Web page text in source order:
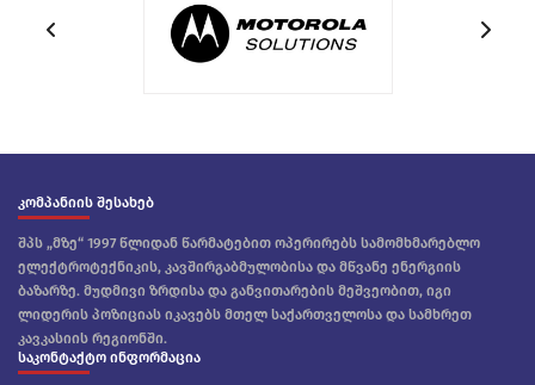
კომპანიის შესახებ
შპს „მზე“ 1997 წლიდან წარმატებით ოპერირებს სამომხმარებლო
ელექტროტექნიკის, კავშირგაბმულობისა და მწვანე ენერგიის
ბაზარზე. მუდმივი ზრდისა და განვითარების მეშვეობით, იგი
ლიდერის პოზიციას იკავებს მთელ საქართველოსა და სამხრეთ
კავკასიის რეგიონში.
საკონტაქტო ინფორმაცია